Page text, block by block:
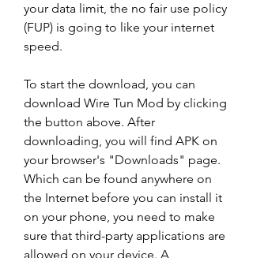
your data limit, the no fair use policy
(FUP) is going to like your internet
speed.
To start the download, you can
download Wire Tun Mod by clicking
the button above. After
downloading, you will find APK on
your browser's "Downloads" page.
Which can be found anywhere on
the Internet before you can install it
on your phone, you need to make
sure that third-party applications are
allowed on your device. A